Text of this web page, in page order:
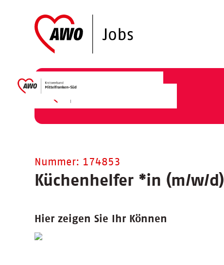
Nummer: 174853
Küchenhelfer *in (m/w/d)
Hier zeigen Sie Ihr Können